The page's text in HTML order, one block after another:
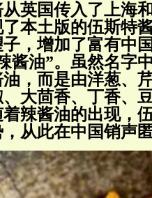
英国传入了上海
本土版的伍斯特
，增加了富有中
酱油”。虽然名字
，而是由洋葱、
大茴香、丁香、
辣酱油的出现，
从此在中国销声